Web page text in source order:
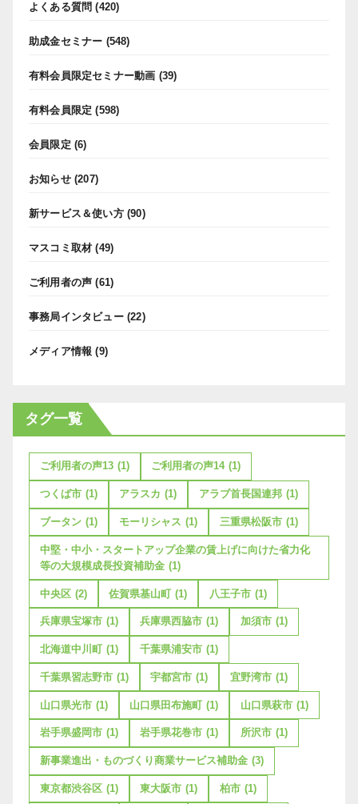
よくある質問 (420)
助成金セミナー (548)
有料会員限定セミナー動画 (39)
有料会員限定 (598)
会員限定 (6)
お知らせ(207)
新サービス＆使い方(90)
マスコミ取材 (49)
ご利用者の声 (61)
事務局インタビュー(22)
メディア情報 (9)
タグ一覧
ご利用者の声13 (1) ご利用者の声14 (1)
つくば市 (1) アラスカ (1) アラブ首長国連邦 (1)
ブータン (1) モーリシャス (1) 三重県松阪市 (1)
中堅・中小・スタートアップ企業の賃上げに向けた省力化
等の大規模成長投資補助金 (1)
中央区 (2) 佐賀県基山町 (1) 八王子市 (1)
兵庫県宝塚市 (1) 兵庫県西脇市 (1) 加須市 (1)
北海道中川町 (1) 千葉県浦安市 (1)
千葉県習志野市 (1) 宇都宮市 (1) 宜野湾市 (1)
山口県光市 (1) 山口県田布施町 (1) 山口県萩市 (1)
岩手県盛岡市 (1) 岩手県花巻市 (1) 所沢市 (1)
新事業進出・ものづくり商業サービス補助金 (3)
東京都渋谷区 (1) 東大阪市 (1) 柏市 (1)